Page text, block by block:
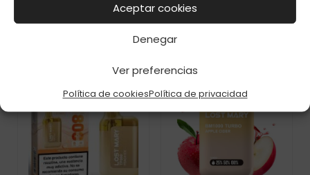
Aceptar cookies
Denegar
Ver preferencias
Política de cookiesPolítica de privacidad